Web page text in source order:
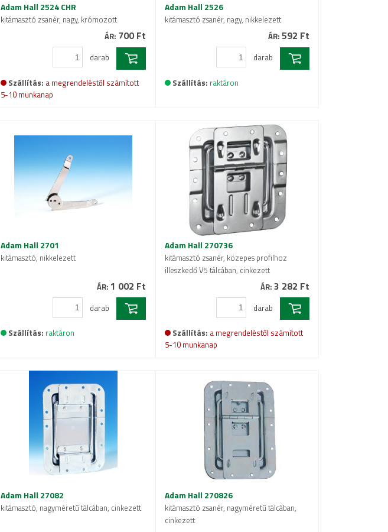
Adam Hall 2524 CHR
kitámasztó zsanér, nagy, krómozott
ÁR: 700 Ft
darab
Szállítás: a megrendeléstől számított
5-10 munkanap
Adam Hall 2526
kitámasztó zsanér, nagy, nikkelezett
ÁR: 592 Ft
darab
Szállítás: raktáron
Adam Hall 2701
kitámasztó, nikkelezett
ÁR: 1 002 Ft
darab
Szállítás: raktáron
Adam Hall 270736
kitámasztó zsanér, közepes profilhoz
illeszkedő V5 tálcában, cinkezett
ÁR: 3 282 Ft
darab
Szállítás: a megrendeléstől számított
5-10 munkanap
Adam Hall 27082
kitámasztó, nagyméretű tálcában, cinkezett
Adam Hall 270826
kitámasztó zsanér, nagyméretű tálcában,
cinkezett